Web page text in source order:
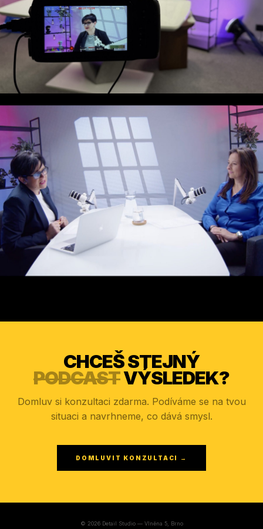
CHCEŠ STEJNÝ
PODCASTVÝSLEDEK?
Domluv si konzultaci zdarma. Podíváme se na tvou
situaci a navrhneme, co dává smysl.
DOMLUVIT KONZULTACI →
© 2026 Detail Studio — Vlněna 5, Brno